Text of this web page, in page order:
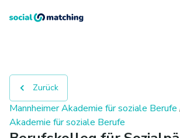
Zurück
Mannheimer Akademie für soziale Berufe
Akademie für soziale Berufe